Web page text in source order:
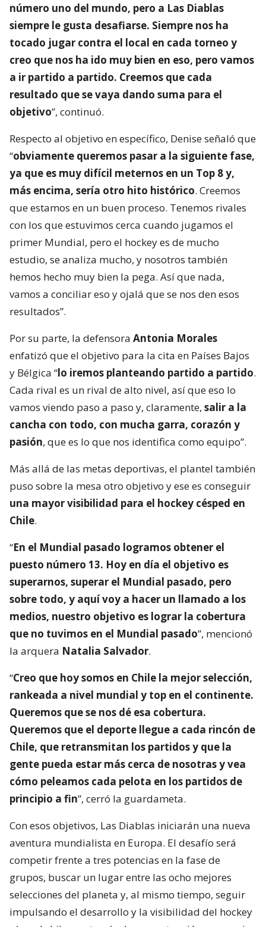
número uno del mundo, pero a Las Diablas
siempre le gusta desafiarse. Siempre nos ha
tocado jugar contra el local en cada torneo y
creo que nos ha ido muy bien en eso, pero vamos
a ir partido a partido. Creemos que cada
resultado que se vaya dando suma para el
objetivo”, continuó.
Respecto al objetivo en específico, Denise señaló que
“obviamente queremos pasar a la siguiente fase,
ya que es muy difícil meternos en un Top 8 y,
más encima, sería otro hito histórico. Creemos
que estamos en un buen proceso. Tenemos rivales
con los que estuvimos cerca cuando jugamos el
primer Mundial, pero el hockey es de mucho
estudio, se analiza mucho, y nosotros también
hemos hecho muy bien la pega. Así que nada,
vamos a conciliar eso y ojalá que se nos den esos
resultados”.
Por su parte, la defensora Antonia Morales
enfatizó que el objetivo para la cita en Países Bajos
y Bélgica “lo iremos planteando partido a partido.
Cada rival es un rival de alto nivel, así que eso lo
vamos viendo paso a paso y, claramente, salir a la
cancha con todo, con mucha garra, corazón y
pasión, que es lo que nos identifica como equipo”.
Más allá de las metas deportivas, el plantel también
puso sobre la mesa otro objetivo y ese es conseguir
una mayor visibilidad para el hockey césped en
Chile.
“En el Mundial pasado logramos obtener el
puesto número 13. Hoy en día el objetivo es
superarnos, superar el Mundial pasado, pero
sobre todo, y aquí voy a hacer un llamado a los
medios, nuestro objetivo es lograr la cobertura
que no tuvimos en el Mundial pasado”, mencionó
la arquera Natalia Salvador.
“Creo que hoy somos en Chile la mejor selección,
rankeada a nivel mundial y top en el continente.
Queremos que se nos dé esa cobertura.
Queremos que el deporte llegue a cada rincón de
Chile, que retransmitan los partidos y que la
gente pueda estar más cerca de nosotras y vea
cómo peleamos cada pelota en los partidos de
principio a fin”, cerró la guardameta.
Con esos objetivos, Las Diablas iniciarán una nueva
aventura mundialista en Europa. El desafío será
competir frente a tres potencias en la fase de
grupos, buscar un lugar entre las ocho mejores
selecciones del planeta y, al mismo tiempo, seguir
impulsando el desarrollo y la visibilidad del hockey